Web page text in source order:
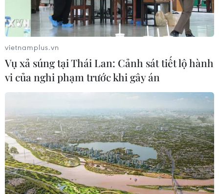
Thành phố Hồ Chí Minh ngăn chặn nhiều
nhóm đua xe trái phép
11/04/2021 07:22
Nhóm thanh thiếu niên khoảng 20 người điều khiển xe
máy dàn hàng ngang, nẹt pô inh ỏi trên đường Nguyễn
Văn Linh ở Thành phố Hồ Chí Minh, chuẩn bị đua xe.
vietnamplus.vn
Vụ xả súng tại Thái Lan: Cảnh sát tiết lộ hành
vi của nghi phạm trước khi gây án